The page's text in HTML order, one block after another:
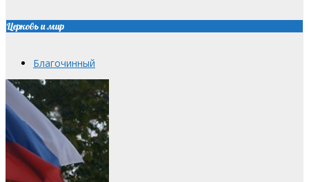
Церковь и мир
Благочинный